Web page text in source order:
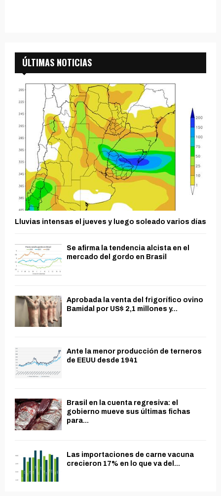
ÚLTIMAS NOTICIAS
Lluvias intensas el jueves y luego soleado varios días
Se afirma la tendencia alcista en el
mercado del gordo en Brasil
Aprobada la venta del frigorífico ovino
Bamidal por US$ 2,1 millones y...
Ante la menor producción de terneros
de EEUU desde 1941
Brasil en la cuenta regresiva: el
gobierno mueve sus últimas fichas
para...
Las importaciones de carne vacuna
crecieron 17% en lo que va del...